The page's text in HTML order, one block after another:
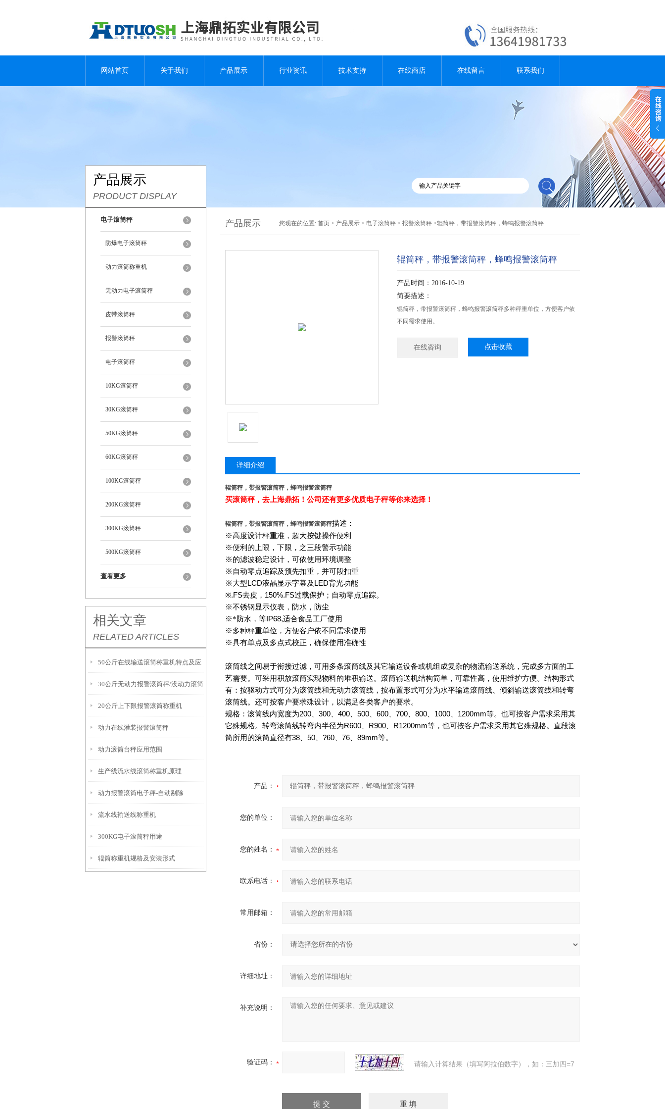
网站首页 关于我们 产品展示 行业资讯 技术支持 在线商店 在线留言 联系我们
产品展示
PRODUCT DISPLAY
电子滚筒秤
防爆电子滚筒秤
动力滚筒称重机
无动力电子滚筒秤
皮带滚筒秤
报警滚筒秤
电子滚筒秤
10KG滚筒秤
30KG滚筒秤
50KG滚筒秤
60KG滚筒秤
100KG滚筒秤
200KG滚筒秤
300KG滚筒秤
500KG滚筒秤
查看更多
相关文章
RELATED ARTICLES
50公斤在线输送滚筒称重机特点及应
用原理
30公斤无动力报警滚筒秤/没动力滚筒
称
20公斤上下限报警滚筒称重机
动力在线灌装报警滚筒秤
动力滚筒台秤应用范围
生产线流水线滚筒称重机原理
动力报警滚筒电子秤-自动剔除
流水线输送线称重机
300KG电子滚筒秤用途
辊筒称重机规格及安装形式
产品展示 您现在的位置: 首页 > 产品展示 > 电子滚筒秤 > 报警滚筒秤 >辊筒秤，带报警滚筒秤，蜂鸣报警滚筒秤
辊筒秤，带报警滚筒秤，蜂鸣报警滚筒秤
产品时间：2016-10-19
简要描述：
辊筒秤，带报警滚筒秤，蜂鸣报警滚筒秤多种秤重单位，方便客户依
不同需求使用。
在线咨询 点击收藏
详细介绍
辊筒秤，带报警滚筒秤，蜂鸣报警滚筒秤
买滚筒秤，去上海鼎拓！公司还有更多优质电子秤等你来选择！
辊筒秤，带报警滚筒秤，蜂鸣报警滚筒秤描述：
※高度设计秤重准，超大按键操作便利
※便利的上限，下限，之三段警示功能
※的滤波稳定设计，可依使用环境调整
※ 自动零点追踪及预先扣重，并可段扣重
※大型 LCD液晶显示字幕及 LED背光功能
※.FS去皮， 150%.FS过载保护；自动零点追踪。
※不锈钢显示仪表，防水，防尘
※*防水，等 IP68,适合食品工厂使用
※多种秤重单位，方便客户依不同需求使用
※具有单点及多点式校正，确保使用准确性
滚筒线之间易于衔接过滤，可用多条滚筒线及其它输送设备或机组成复杂的物流输送系统，完成多方面的工
艺需要。可采用积放滚筒实现物料的堆积输送。滚筒输送机结构简单，可靠性高，使用维护方便。结构形式
有：按驱动方式可分为滚筒线和无动力滚筒线，按布置形式可分为水平输送滚筒线、倾斜输送滚筒线和转弯
滚筒线。还可按客户要求殊设计，以满足各类客户的要求。
规格：滚筒线内宽度为200 300 400 500 600 700 800 1000 1200mm等。也可按客户需求采用其
它殊规格。转弯滚筒线转弯内半径为R600 R900 R1200mm等，也可按客户需求采用其它殊规格。直段滚
筒所用的滚筒直径有38 50 ?60 76 89mm等。
产品：
您的单位：
您的姓名：
联系电话：
常用邮箱：
省份：
详细地址：
补充说明：
验证码： 请输入计算结果（填写阿拉伯数字），如：三加四=7